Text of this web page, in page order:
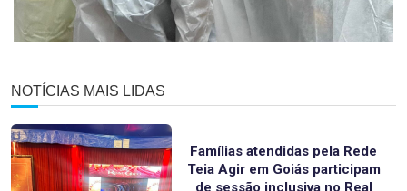
NOTÍCIAS MAIS LIDAS
Famílias atendidas pela Rede
Teia Agir em Goiás participam
de sessão inclusiva no Real